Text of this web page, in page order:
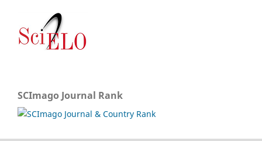
SCImago Journal Rank